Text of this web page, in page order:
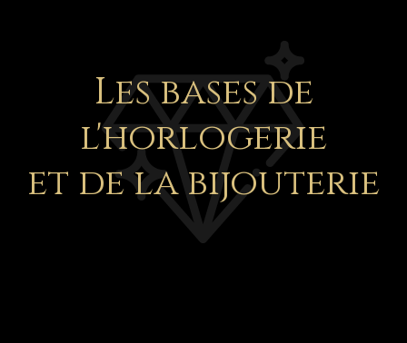
Les bases de
l'horlogerie
et de la bijouterie